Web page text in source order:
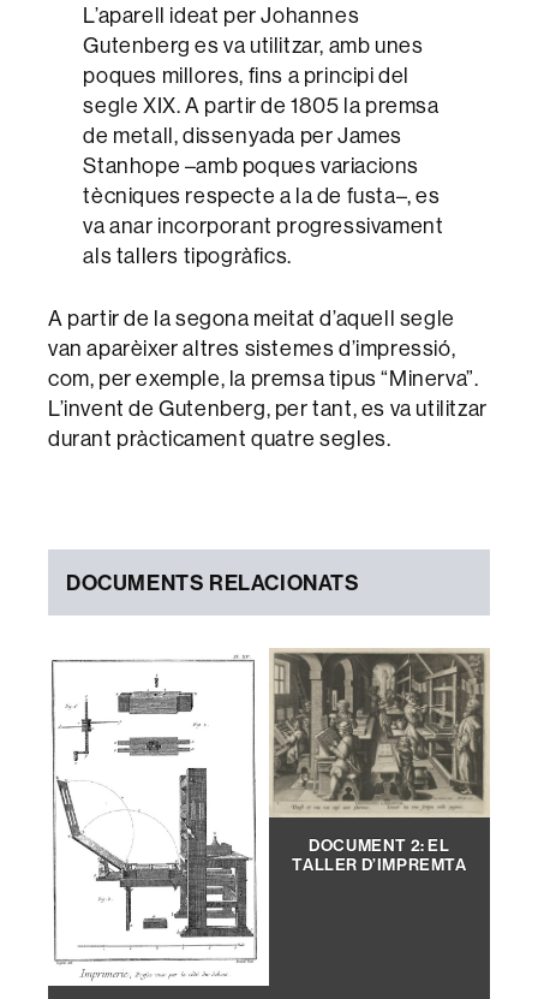
L’aparell ideat per Johannes
Gutenberg es va utilitzar, amb unes
poques millores, fins a principi del
segle XIX. A partir de 1805 la premsa
de metall, dissenyada per James
Stanhope –amb poques variacions
tècniques respecte a la de fusta–, es
va anar incorporant progressivament
als tallers tipogràfics.
A partir de la segona meitat d’aquell segle
van aparèixer altres sistemes d’impressió,
com, per exemple, la premsa tipus “Minerva”.
L’invent de Gutenberg, per tant, es va utilitzar
durant pràcticament quatre segles.
DOCUMENTS RELACIONATS
DOCUMENT 2: EL
TALLER D’IMPREMTA